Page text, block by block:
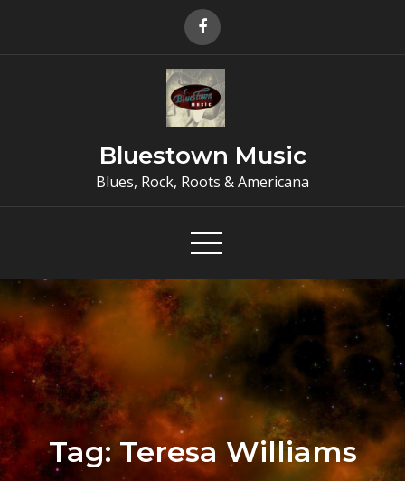
Bluestown Music
Blues, Rock, Roots & Americana
Tag:Teresa Williams